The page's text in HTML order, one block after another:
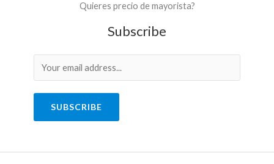
Quieres precio de mayorista?
Subscribe
SUBSCRIBE